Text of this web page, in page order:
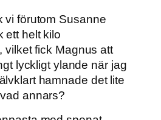
vi förutom Susanne
ett helt kilo
vilket fick Magnus att
lyckligt ylande när jag
hamnade det lite
annars?